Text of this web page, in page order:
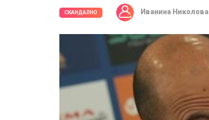
СКАНДАЛНО Иванина Николова